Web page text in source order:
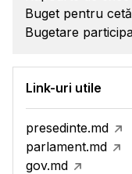
Buget pentru
Bugetare
Link-uri utile
presedinte.md
parlament.md
gov.md